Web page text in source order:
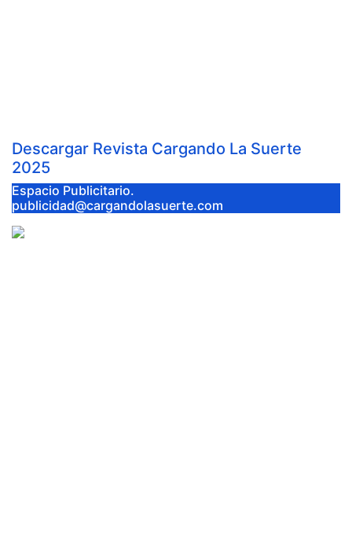
Descargar Revista Cargando La Suerte
2025
Espacio Publicitario.
publicidad@cargandolasuerte.com